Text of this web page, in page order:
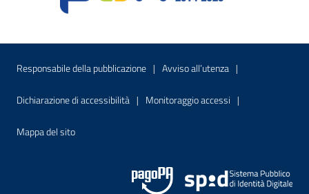
Menu di servizio
Responsabile della pubblicazione Sito interno - Apre in una nuova
Avviso all’utenza Sito interno -
Dichiarazione di accessibilità Sito interno - Apre in una nuova finestra
Monitoraggio accessi Sito interno -
Mappa del sitoSito interno - Apre nella stessa finestra